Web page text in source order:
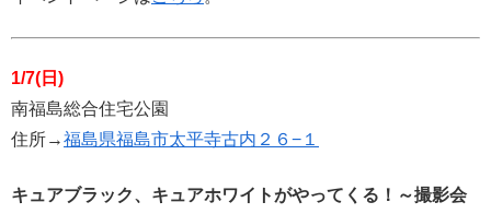
1/7(日)
南福島総合住宅公園
住所→福島県福島市太平寺古内２６−１
キュアブラック、キュアホワイトがやってくる！～撮影会